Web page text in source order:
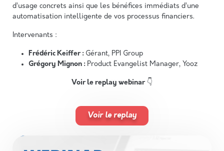
d’usage concrets ainsi que les bénéfices immédiats d’une
automatisation intelligente de vos processus financiers.
Intervenants :
Frédéric Keiffer : Gérant, PPI Group
Grégory Mignon : Product Evangelist Manager, Yooz
Voir le replay webinar👇
Voir le replay